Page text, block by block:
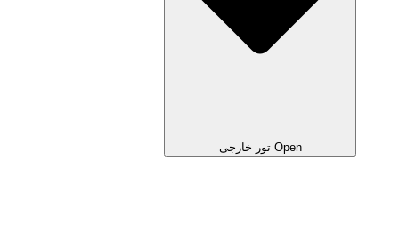
Open تور خارجی